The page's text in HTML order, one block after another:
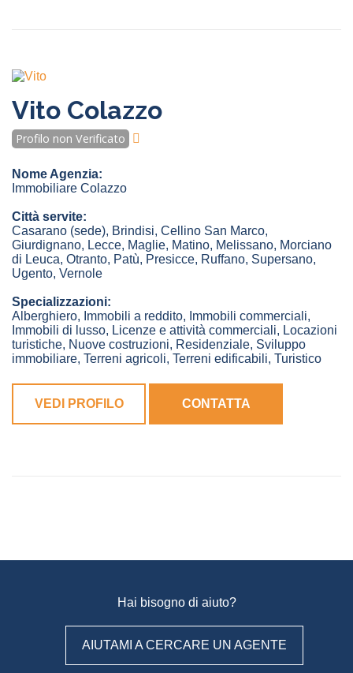
Vito Colazzo
Profilo non Verificato
Nome Agenzia:
Immobiliare Colazzo
Città servite:
Casarano (sede), Brindisi, Cellino San Marco,
Giurdignano, Lecce, Maglie, Matino, Melissano, Morciano
di Leuca, Otranto, Patù, Presicce, Ruffano, Supersano,
Ugento, Vernole
Specializzazioni:
Alberghiero, Immobili a reddito, Immobili commerciali,
Immobili di lusso, Licenze e attività commerciali, Locazioni
turistiche, Nuove costruzioni, Residenziale, Sviluppo
immobiliare, Terreni agricoli, Terreni edificabili, Turistico
VEDI PROFILO CONTATTA
Hai bisogno di aiuto?
AIUTAMI A CERCARE UN AGENTE